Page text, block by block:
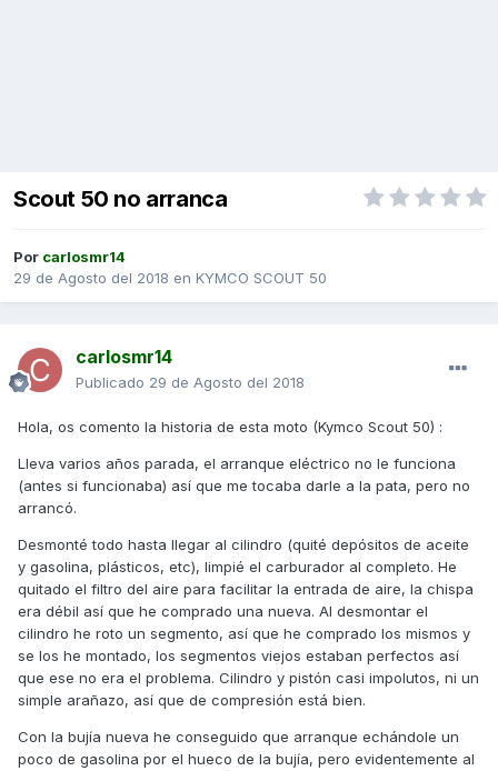
Scout 50 no arranca
Por carlosmr14
29 de Agosto del 2018 en KYMCO SCOUT 50
carlosmr14
Publicado 29 de Agosto del 2018
Hola, os comento la historia de esta moto (Kymco Scout 50) :
Lleva varios años parada, el arranque eléctrico no le funciona
(antes si funcionaba) así que me tocaba darle a la pata, pero no
arrancó.
Desmonté todo hasta llegar al cilindro (quité depósitos de aceite
y gasolina, plásticos, etc), limpié el carburador al completo. He
quitado el filtro del aire para facilitar la entrada de aire, la chispa
era débil así que he comprado una nueva. Al desmontar el
cilindro he roto un segmento, así que he comprado los mismos y
se los he montado, los segmentos viejos estaban perfectos así
que ese no era el problema. Cilindro y pistón casi impolutos, ni un
simple arañazo, así que de compresión está bien.
Con la bujía nueva he conseguido que arranque echándole un
poco de gasolina por el hueco de la bujía, pero evidentemente al